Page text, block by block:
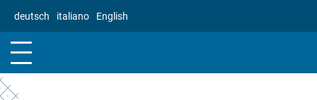
zum
deutsch italiano English